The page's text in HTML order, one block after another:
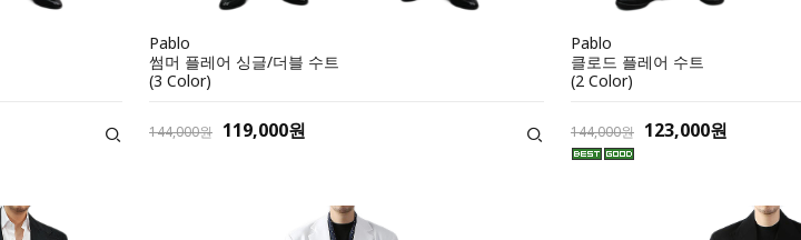
Pablo
썸머 플레어 싱글/더블 수트
(3 Color)
144,000원 119,000원
Pablo
클로드 플레어 수트
(2 Color)
144,000원 123,000원